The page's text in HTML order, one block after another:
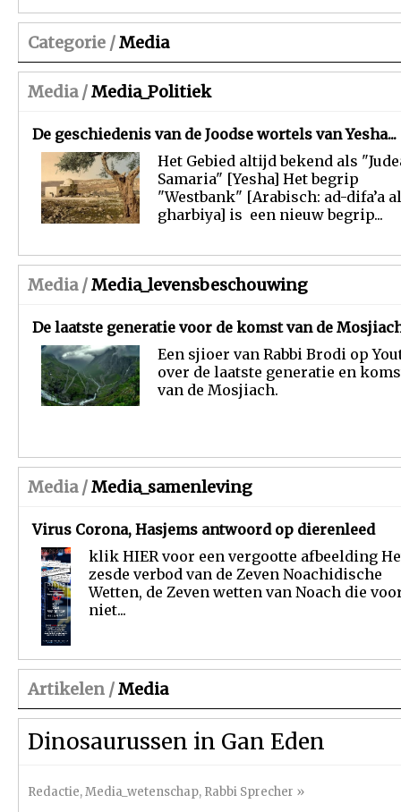
Categorie /Media
Media /Media_Politiek
De geschiedenis van de Joodse wortels van Yesha...
Het Gebied altijd bekend als
Samaria" [Yesha] Het begrip
"Westbank" [Arabisch: ad-difa’a
gharbiya] is een nieuw begrip...
Media /Media_levensbeschouwing
De laatste generatie voor de komst van de
Een sjioer van Rabbi Brodi op
over de laatste generatie en
van de Mosjiach.
Media /Media_samenleving
Virus Corona, Hasjems antwoord op dierenleed
klik HIER voor een vergootte afbeelding
zesde verbod van de Zeven Noachidische
Wetten, de Zeven wetten van Noach die
niet...
Artikelen /Media
Dinosaurussen in Gan Eden
Redactie,Media_wetenschap, Rabbi Sprecher »